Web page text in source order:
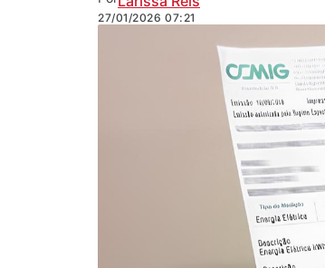
27/01/2026 07:21